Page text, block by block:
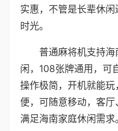
实惠，不管是长辈休
时光。
普通麻将机支持
闲，108张牌通用，可
操作极简，开机就能
便，可随意移动，客厅
满足海南家庭休闲需求。